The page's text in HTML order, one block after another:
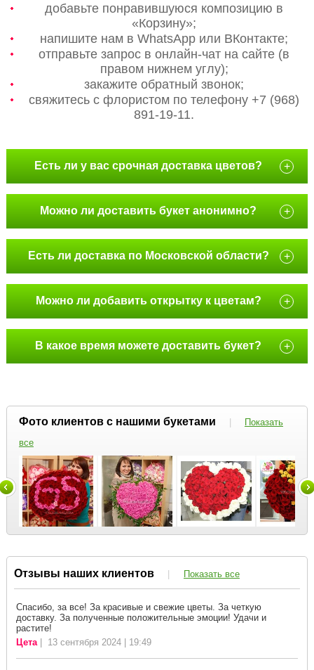
добавьте понравившуюся композицию в
«Корзину»;
напишите нам в WhatsApp или ВКонтакте;
отправьте запрос в онлайн-чат на сайте (в
правом нижнем углу);
закажите обратный звонок;
свяжитесь с флористом по телефону +7 (968)
891-19-11.
Есть ли у вас срочная доставка цветов? +
Можно ли доставить букет анонимно? +
Есть ли доставка по Московской области? +
Можно ли добавить открытку к цветам? +
В какое время можете доставить букет? +
Фото клиентов с нашими букетами |
Показать
все
Отзывы наших клиентов | Показать все
Спасибо, за все! За красивые и свежие цветы. За четкую
доставку. За полученные положительные эмоции! Удачи и
растите!
Цета| 13 сентября 2024 | 19:49